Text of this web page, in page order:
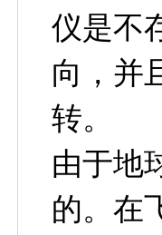
仪是不
向，并
转。
由于地
的。在